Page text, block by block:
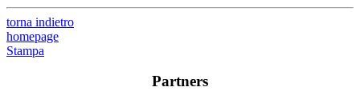
torna indietro
homepage
Stampa
Partners